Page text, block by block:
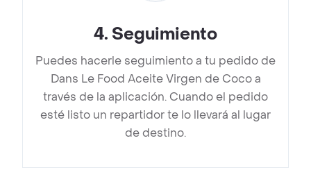
4. Seguimiento
Puedes hacerle seguimiento a tu pedido de
Dans Le Food Aceite Virgen de Coco a
través de la aplicación. Cuando el pedido
esté listo un repartidor te lo llevará al lugar
de destino.